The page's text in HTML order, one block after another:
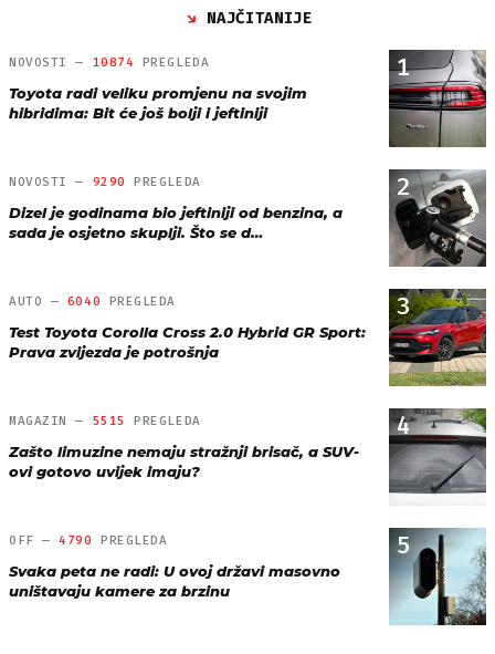
NAJČITANIJE
1
NOVOSTI — 10874 PREGLEDA
Toyota radi veliku promjenu na svojim
hibridima: Bit će još bolji i jeftiniji
2
NOVOSTI — 9290 PREGLEDA
Dizel je godinama bio jeftiniji od benzina, a
sada je osjetno skuplji. Što se d…
3
AUTO — 6040 PREGLEDA
Test Toyota Corolla Cross 2.0 Hybrid GR Sport:
Prava zvijezda je potrošnja
4
MAGAZIN — 5515 PREGLEDA
Zašto limuzine nemaju stražnji brisač, a SUV-
ovi gotovo uvijek imaju?
5
OFF —4790 PREGLEDA
Svaka peta ne radi: U ovoj državi masovno
uništavaju kamere za brzinu